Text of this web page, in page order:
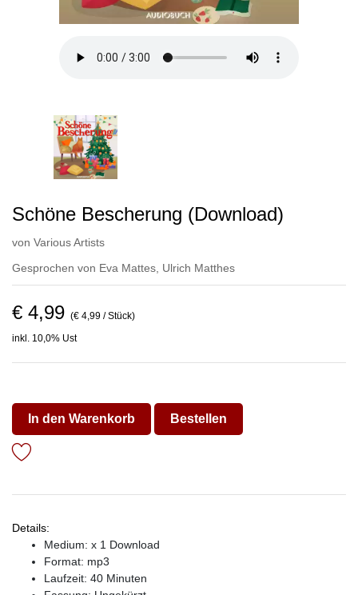
Schöne Bescherung (Download)
von Various Artists
Gesprochen von Eva Mattes Ulrich Matthes
€ 4,99 (€ 4,99 / Stück)
inkl. 10,0% Ust
In den Warenkorb Bestellen
Details:
Medium: x 1 Download
Format: mp3
Laufzeit: 40 Minuten